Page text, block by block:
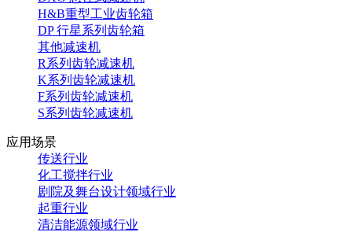
H&B重型工业齿轮箱
DP 行星系列齿轮箱
其他减速机
R系列齿轮减速机
K系列齿轮减速机
F系列齿轮减速机
S系列齿轮减速机
应用场景
传送行业
化工搅拌行业
剧院及舞台设计领域行业
起重行业
清洁能源领域行业